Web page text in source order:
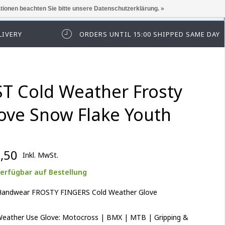
Sie sich zuerst an.
ORDERS UNTIL 15:00 SHIPPED SAME DAY
Cold Weather Frosty
Snow Flake Youth
Inkl. MwSt.
auf Bestellung
FROSTY FINGERS Cold Weather Glove
Use Glove: Motocross | BMX | MTB | Gripping &
beachten Sie bitte unsere Datenschutzerklärung. »